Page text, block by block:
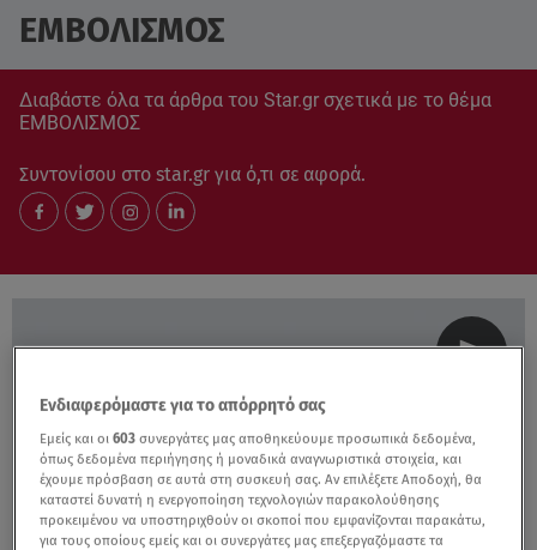
ΕΜΒΟΛΙΣΜΟΣ
Διαβάστε όλα τα άρθρα του Star.gr σχετικά με το θέμα
ΕΜΒΟΛΙΣΜΟΣ
Συντονίσου στο star.gr για ό,τι σε αφορά.
Ενδιαφερόμαστε για το απόρρητό σας
Εμείς και οι603 συνεργάτες μας αποθηκεύουμε προσωπικά δεδομένα,
όπως δεδομένα περιήγησης ή μοναδικά αναγνωριστικά στοιχεία, και
έχουμε πρόσβαση σε αυτά στη συσκευή σας. Αν επιλέξετε Αποδοχή, θα
καταστεί δυνατή η ενεργοποίηση τεχνολογιών παρακολούθησης
προκειμένου να υποστηριχθούν οι σκοποί που εμφανίζονται παρακάτω,
για τους οποίους εμείς και οι συνεργάτες μας επεξεργαζόμαστε τα